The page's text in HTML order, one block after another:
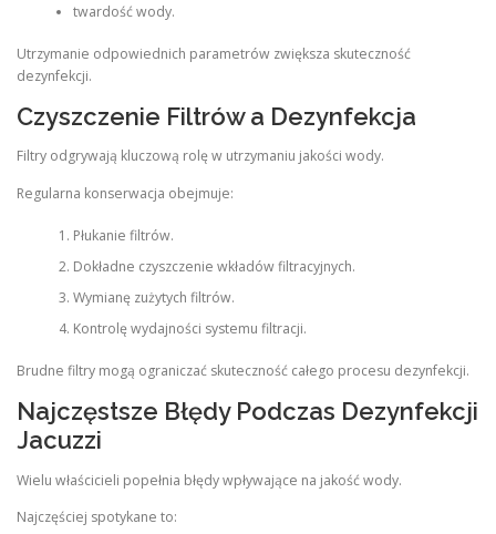
twardość wody.
Utrzymanie odpowiednich parametrów zwiększa skuteczność
dezynfekcji.
Czyszczenie Filtrów a Dezynfekcja
Filtry odgrywają kluczową rolę w utrzymaniu jakości wody.
Regularna konserwacja obejmuje:
Płukanie filtrów.
Dokładne czyszczenie wkładów filtracyjnych.
Wymianę zużytych filtrów.
Kontrolę wydajności systemu filtracji.
Brudne filtry mogą ograniczać skuteczność całego procesu dezynfekcji.
Najczęstsze Błędy Podczas Dezynfekcji
Jacuzzi
Wielu właścicieli popełnia błędy wpływające na jakość wody.
Najczęściej spotykane to: